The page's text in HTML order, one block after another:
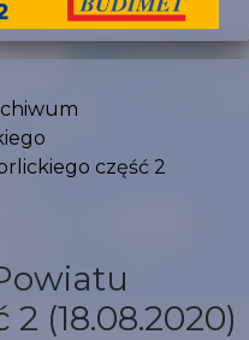
część 2
(18.08.2020)